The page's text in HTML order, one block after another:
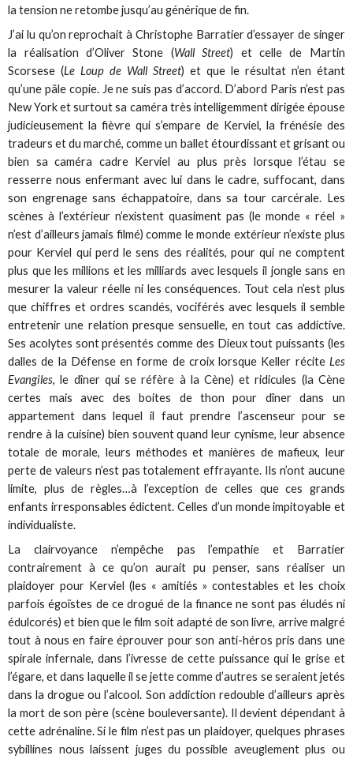
la tension ne retombe jusqu’au générique de fin.
J’ai lu qu’on reprochait à Christophe Barratier d’essayer de singer
la réalisation d’Oliver Stone (Wall Street) et celle de Martin
Scorsese (Le Loup de Wall Street) et que le résultat n’en étant
qu’une pâle copie. Je ne suis pas d’accord. D’abord Paris n’est pas
New York et surtout sa caméra très intelligemment dirigée épouse
judicieusement la fièvre qui s’empare de Kerviel, la frénésie des
tradeurs et du marché, comme un ballet étourdissant et grisant ou
bien sa caméra cadre Kerviel au plus près lorsque l’étau se
resserre nous enfermant avec lui dans le cadre, suffocant, dans
son engrenage sans échappatoire, dans sa tour carcérale. Les
scènes à l’extérieur n’existent quasiment pas (le monde « réel »
n’est d’ailleurs jamais filmé) comme le monde extérieur n’existe plus
pour Kerviel qui perd le sens des réalités, pour qui ne comptent
plus que les millions et les milliards avec lesquels il jongle sans en
mesurer la valeur réelle ni les conséquences. Tout cela n’est plus
que chiffres et ordres scandés, vociférés avec lesquels il semble
entretenir une relation presque sensuelle, en tout cas addictive.
Ses acolytes sont présentés comme des Dieux tout puissants (les
dalles de la Défense en forme de croix lorsque Keller récite Les
Evangiles, le dîner qui se réfère à la Cène) et ridicules (la Cène
certes mais avec des boites de thon pour dîner dans un
appartement dans lequel il faut prendre l’ascenseur pour se
rendre à la cuisine) bien souvent quand leur cynisme, leur absence
totale de morale, leurs méthodes et manières de mafieux, leur
perte de valeurs n’est pas totalement effrayante. Ils n’ont aucune
limite, plus de règles…à l’exception de celles que ces grands
enfants irresponsables édictent. Celles d’un monde impitoyable et
individualiste.
La clairvoyance n’empêche pas l’empathie et Barratier
contrairement à ce qu’on aurait pu penser, sans réaliser un
plaidoyer pour Kerviel (les « amitiés » contestables et les choix
parfois égoïstes de ce drogué de la finance ne sont pas éludés ni
édulcorés) et bien que le film soit adapté de son livre, arrive malgré
tout à nous en faire éprouver pour son anti-héros pris dans une
spirale infernale, dans l’ivresse de cette puissance qui le grise et
l’égare, et dans laquelle il se jette comme d’autres se seraient jetés
dans la drogue ou l’alcool. Son addiction redouble d’ailleurs après
la mort de son père (scène bouleversante). Il devient dépendant à
cette adrénaline. Si le film n’est pas un plaidoyer, quelques phrases
sybillines nous laissent juges du possible aveuglement plus ou